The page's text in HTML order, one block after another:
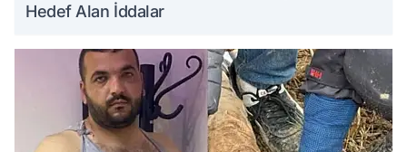
Hedef Alan İddalar